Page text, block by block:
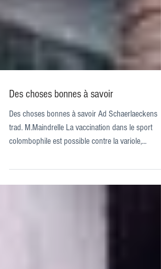
Des choses bonnes à savoir
trad. M.Maindrelle La vaccination dans le sport
colombophile est possible contre la variole,...